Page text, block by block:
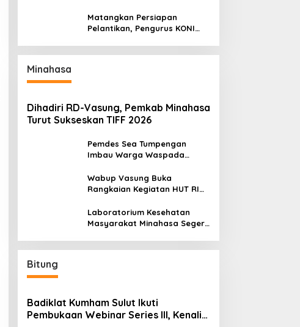
Titiwungen Utara
Matangkan Persiapan
Pelantikan, Pengurus KONI
Minahasa
Dihadiri RD-Vasung, Pemkab Minahasa
Turut Sukseskan TIFF 2026
Pemdes Sea Tumpengan
Imbau Warga Waspada
Wabup Vasung Buka
Rangkaian Kegiatan HUT RI
Raya
Laboratorium Kesehatan
Masyarakat Minahasa Segera
Bitung
Badiklat Kumham Sulut Ikuti
Pembukaan Webinar Series III, Kenali